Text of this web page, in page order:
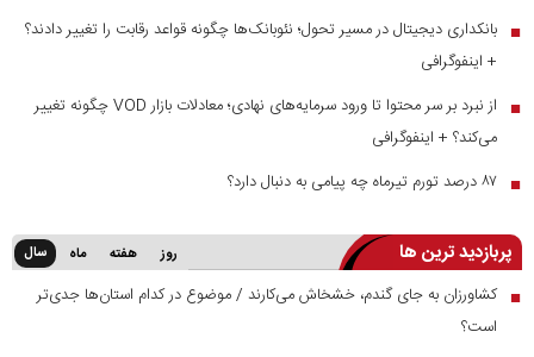
■ بانکداری دیجیتال در مسیر تحول؛ نئوبانک‌ها چگونه قواعد رقابت را تغییر دادند؟
+ اینفوگرافی
■
از نبرد بر سر محتوا تا ورود سرمایه‌های نهادی؛ معادلات بازار VOD چگونه تغییر
می‌کند؟ + اینفوگرافی
■ ۸۷ درصد تورم تیرماه چه پیامی به دنبال دارد؟
پربازدید ترین ها روز هفته ماه سال
■ کشاورزان به جای گندم، خشخاش می‌کارند / موضوع در کدام استان‌ها جدی‌تر
است؟